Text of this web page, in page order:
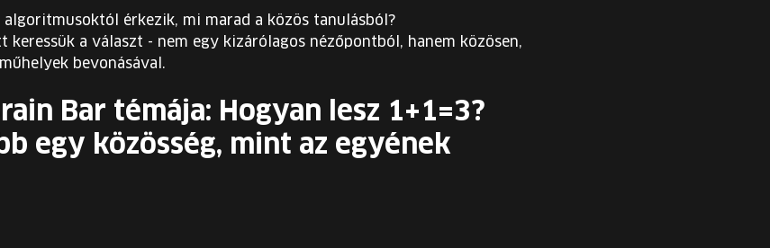
algoritmusoktól érkezik, mi marad a közös tanulásból?
keressük a választ - nem egy kizárólagos nézőpontból, hanem közösen,
bevonásával.
Bar témája: Hogyan lesz 1+1=3?
egy közösség, mint az egyének